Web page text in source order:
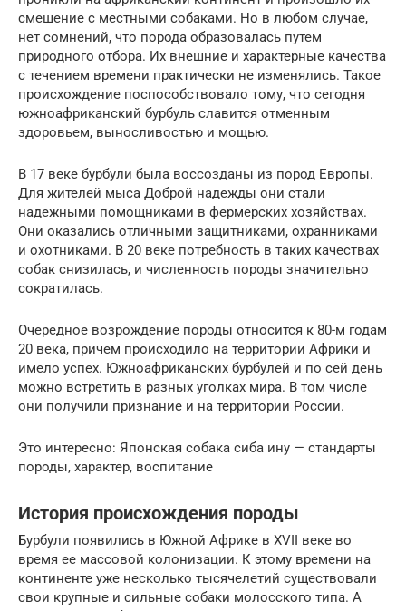
смешение с местными собаками. Но в любом случае,
нет сомнений, что порода образовалась путем
природного отбора. Их внешние и характерные качества
с течением времени практически не изменялись. Такое
происхождение поспособствовало тому, что сегодня
южноафриканский бурбуль славится отменным
здоровьем, выносливостью и мощью.
В 17 веке бурбули была воссозданы из пород Европы.
Для жителей мыса Доброй надежды они стали
надежными помощниками в фермерских хозяйствах.
Они оказались отличными защитниками, охранниками
и охотниками. В 20 веке потребность в таких качествах
собак снизилась, и численность породы значительно
сократилась.
Очередное возрождение породы относится к 80-м годам
20 века, причем происходило на территории Африки и
имело успех. Южноафриканских бурбулей и по сей день
можно встретить в разных уголках мира. В том числе
они получили признание и на территории России.
Это интересно: Японская собака сиба ину — стандарты
породы, характер, воспитание
История происхождения породы
Бурбули появились в Южной Африке в XVII веке во
время ее массовой колонизации. К этому времени на
континенте уже несколько тысячелетий существовали
свои крупные и сильные собаки молосского типа. А